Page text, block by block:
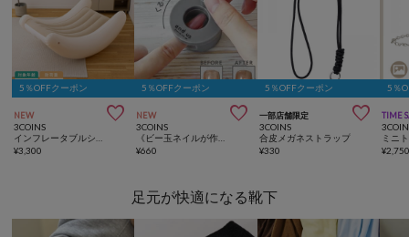
5％OFFクーポン
NEW 
3COINS
¥3,300
5％OFFクーポン
NEW 
3COINS
¥660
5％OFFクーポン
一部店舗限定 
3COINS
合皮メガネストラップ
¥330
5％
TIME
ミニ
¥
足元が快適になる靴下